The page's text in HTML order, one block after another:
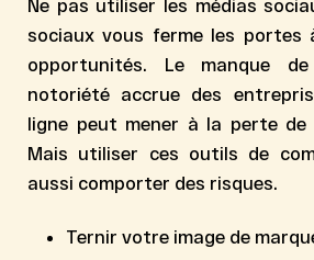
Ne pas utiliser les médias
sociaux vous ferme les portes
opportunités. Le manque
notoriété accrue des
ligne peut mener à la perte de
Mais utiliser ces outils de
aussi comporter des risques.
Ternir votre image de